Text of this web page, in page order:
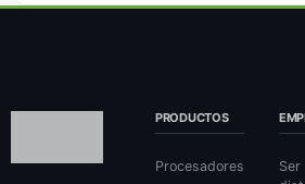
PRODUCTOS
Procesadores
Ser